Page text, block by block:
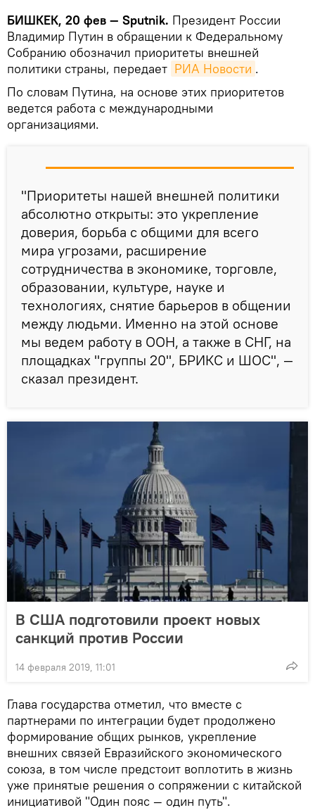
БИШКЕК, 20 фев — Sputnik. Президент России
Владимир Путин в обращении к Федеральному
Собранию обозначил приоритеты внешней
политики страны, передает РИА Новости .
По словам Путина, на основе этих приоритетов
ведется работа с международными
организациями.
"Приоритеты нашей внешней политики
абсолютно открыты: это укрепление
доверия, борьба с общими для всего
мира угрозами, расширение
сотрудничества в экономике, торговле,
образовании, культуре, науке и
технологиях, снятие барьеров в общении
между людьми. Именно на этой основе
мы ведем работу в ООН, а также в СНГ, на
площадках "группы 20", БРИКС и ШОС", —
сказал президент.
В США подготовили проект новых
санкций против России
14 февраля 2019, 11:01
Глава государства отметил, что вместе с
партнерами по интеграции будет продолжено
формирование общих рынков, укрепление
внешних связей Евразийского экономического
союза, в том числе предстоит воплотить в жизнь
уже принятые решения о сопряжении с китайской
инициативой "Один пояс — один путь".